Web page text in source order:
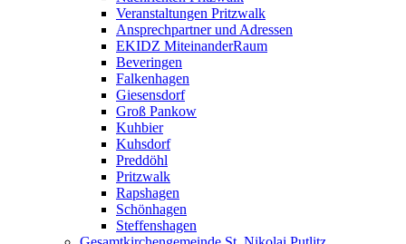
Veranstaltungen Pritzwalk
Ansprechpartner und Adressen
EKIDZ MiteinanderRaum
Beveringen
Falkenhagen
Giesensdorf
Groß Pankow
Kuhbier
Kuhsdorf
Preddöhl
Pritzwalk
Rapshagen
Schönhagen
Steffenshagen